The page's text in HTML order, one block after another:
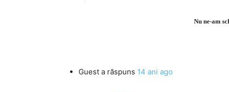
Nu ne-am
Guest a răspuns 14 ani ago